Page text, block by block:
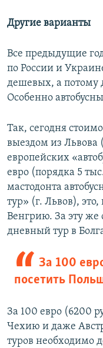
Другие варианты
Все предыдущие
по России и
дешевых, а потому
Особенно
Так, сегодня
выездом из Львова
европейских
евро (порядка 5
мастодонта
тур» (г. Львов),
Венгрию. За эту же
дневный тур в
За 100
посетить
За 100 евро (6200
Чехию и даже
туров необходимо